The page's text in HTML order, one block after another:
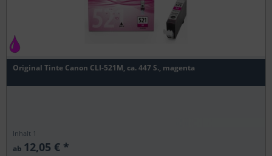
Original Tinte Canon CLI-521M, ca. 447 S., magenta
Inhalt 1
ab 12,05 € *